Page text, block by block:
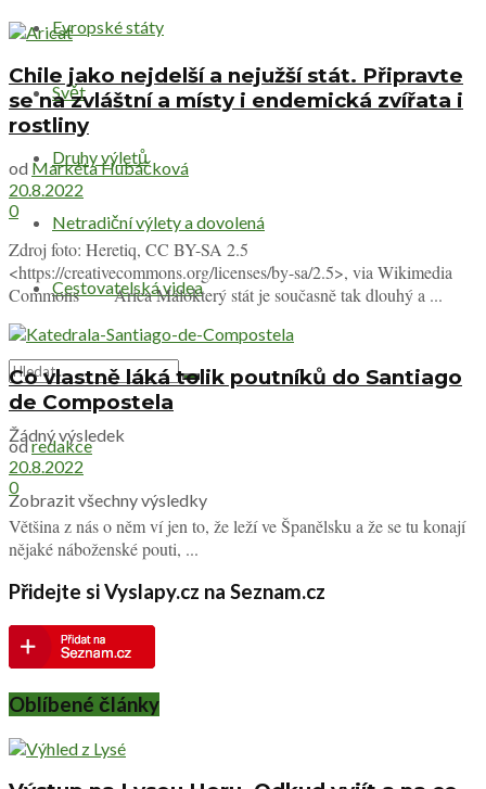
Evropské státy
Svět
Druhy výletů
Netradiční výlety a dovolená
Cestovatelská videa
Žádný výsledek
Zobrazit všechny výsledky
Chile jako nejdelší a nejužší stát. Připravte
se na zvláštní a místy i endemická zvířata i
rostliny
od Markéta Hubáčková
20.8.2022
0
Zdroj foto: Heretiq, CC BY-SA 2.5
<https://creativecommons.org/licenses/by-sa/2.5>, via Wikimedia
Commons Arica Málokterý stát je současně tak dlouhý a ...
Co vlastně láká tolik poutníků do Santiago
de Compostela
od redakce
20.8.2022
0
Většina z nás o něm ví jen to, že leží ve Španělsku a že se tu konají
nějaké náboženské pouti, ...
Přidejte si Vyslapy.cz na Seznam.cz
Oblíbené články